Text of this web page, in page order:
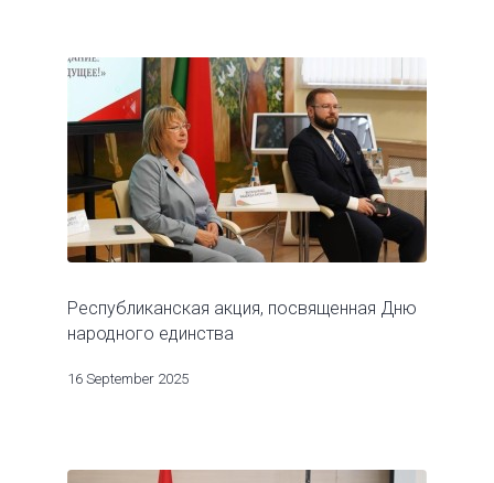
Республиканская акция, посвященная Дню
народного единства
16 September 2025